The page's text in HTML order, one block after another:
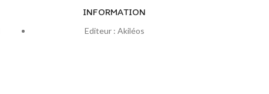
INFORMATION
Editeur : Akiléos